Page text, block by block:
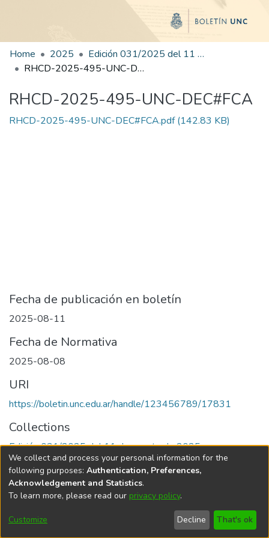
Home 2025
Edición 031/2025 del 11 de agosto de 2025
RHCD-2025-495-UNC-DEC#FCA
RHCD-2025-495-UNC-DEC#FCA
RHCD-2025-495-UNC-DEC#FCA.pdf(142.83 KB)
Fecha de publicación en boletín
2025-08-11
Fecha de Normativa
2025-08-08
URI
https://boletin.unc.edu.ar/handle/123456789/17831
Collections
Edición 031/2025 del 11 de agosto de 2025
Universidad Nacional de Córdoba
We collect and process your personal information for the
following purposes: Authentication, Preferences,
Acknowledgement and Statistics.
To learn more, please read our privacy policy.
Customize Decline That's ok